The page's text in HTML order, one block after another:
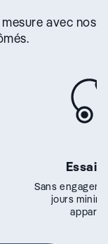
avec nos
Essai
Sans
jours